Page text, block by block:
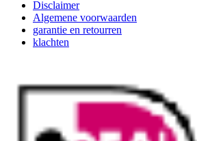
Disclaimer
Algemene voorwaarden
garantie en retourren
klachten